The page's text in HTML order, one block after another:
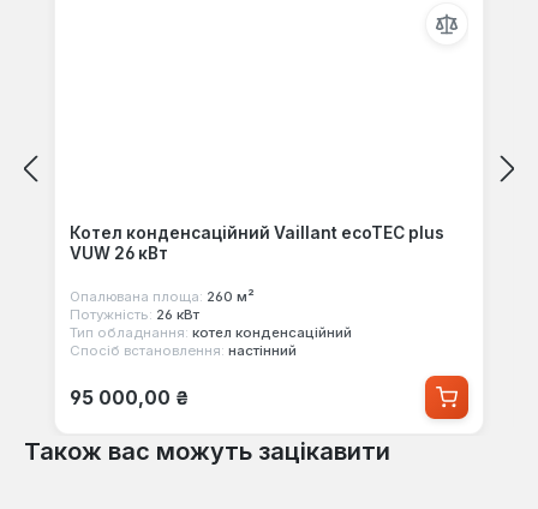
Котел конденсаційний Vaillant ecoTEC plus
VUW 26 кВт
Опалювана площа: 260 м²
Потужність: 26 кВт
Тип обладнання: котел конденсаційний
Спосіб встановлення: настінний
Звичайна ціна:
95 000,00 ₴
Також вас можуть зацікавити